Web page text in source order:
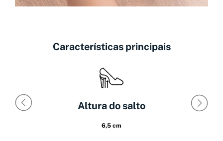
Características principais
Altura do salto
6,5 cm